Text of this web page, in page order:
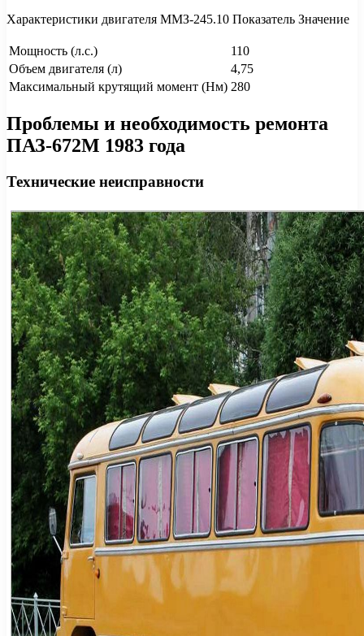
Характеристики двигателя ММЗ-245.10 Показатель Значение
Мощность (л.с.)
110
Объем двигателя (л)
4,75
Максимальный крутящий момент (Нм) 280
Проблемы и необходимость ремонта
ПАЗ-672М 1983 года
Технические неисправности